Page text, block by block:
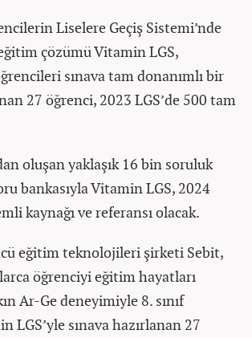
Liselere Geçiş Sistemi’nde
çözümü Vitamin LGS,
sınava tam donanımlı bir
27 öğrenci, 2023 LGS’de 500 tam
oluşan yaklaşık 16 bin soruluk
bankasıyla Vitamin LGS, 2024
kaynağı ve referansı olacak.
eğitim teknolojileri şirketi Sebit,
öğrenciyi eğitim hayatları
Ar-Ge deneyimiyle 8. sınıf
sınava hazırlanan 27